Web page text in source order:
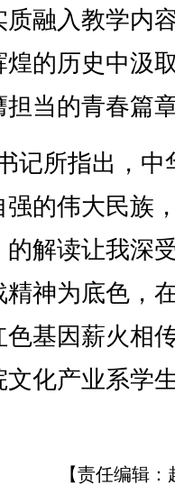
融入教学内
的历史中汲
当的青春篇
所指出，中
的伟大民族
解读让我深
神为底色，
基因薪火相
化产业系学
【责任编辑：